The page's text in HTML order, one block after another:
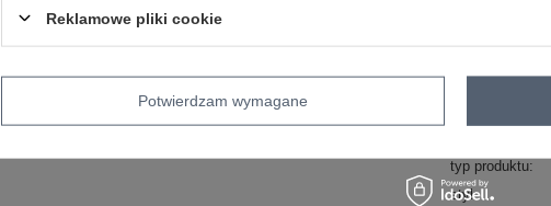
typ produktu
styl
Reklamowe pliki cookie
Potwierdzam wymagane